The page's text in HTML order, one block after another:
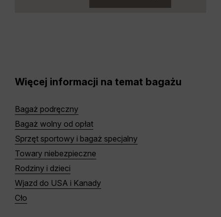
Więcej informacji na temat bagażu
Bagaż podręczny
Bagaż wolny od opłat
Sprzęt sportowy i bagaż specjalny
Towary niebezpieczne
Rodziny i dzieci
Wjazd do USA i Kanady
Cło